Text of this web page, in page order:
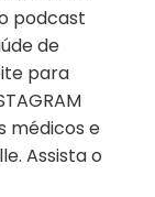
podcast
de
para
médicos e
Assista o